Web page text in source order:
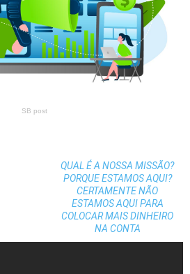
SB post
QUAL É A NOSSA MISSÃO?
PORQUE ESTAMOS AQUI?
CERTAMENTE NÃO
ESTAMOS AQUI PARA
COLOCAR MAIS DINHEIRO
NA CONTA